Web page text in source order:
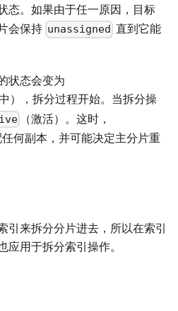
态。如果由于任一原因，目标
会保持 unassigned 直到它能
状态会变为
中），拆分过程开始。当拆分操
（激活）。这时，
何副本，并可能决定主分片重
引来拆分分片进去，所以在索引
应用于拆分索引操作。